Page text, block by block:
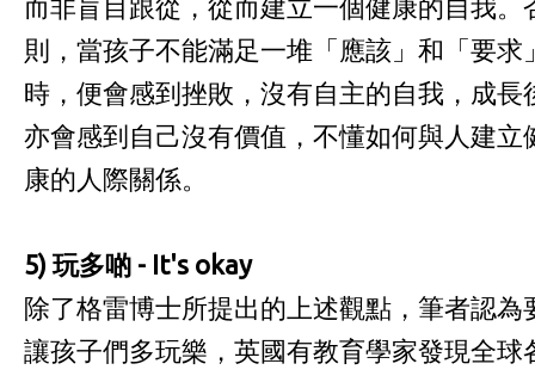
而非盲目跟從，從而建立一個健康的自我。
則，當孩子不能滿足一堆「應該」和「要求
時，便會感到挫敗，沒有自主的自我，成長
亦會感到自己沒有價值，不懂如何與人建立
康的人際關係。
5)玩多啲 - It's okay
除了格雷博士所提出的上述觀點，筆者認為
讓孩子們多玩樂，英國有教育學家發現全球